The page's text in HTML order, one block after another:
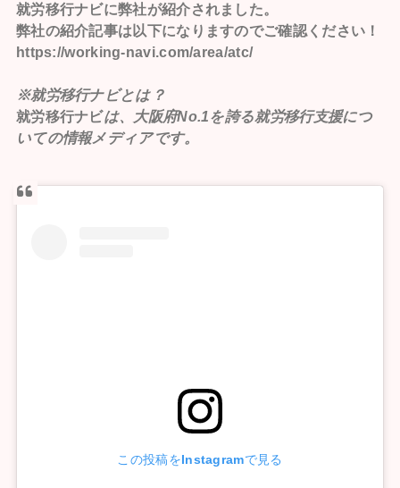
就労移行ナビに弊社が紹介されました。
弊社の紹介記事は以下になりますのでご確認ください！
https://working-navi.com/area/atc/
※就労移行ナビとは？
就労移行ナビは、大阪府No.1を誇る就労移行支援につ
いての情報メディアです。
この投稿をInstagramで見る